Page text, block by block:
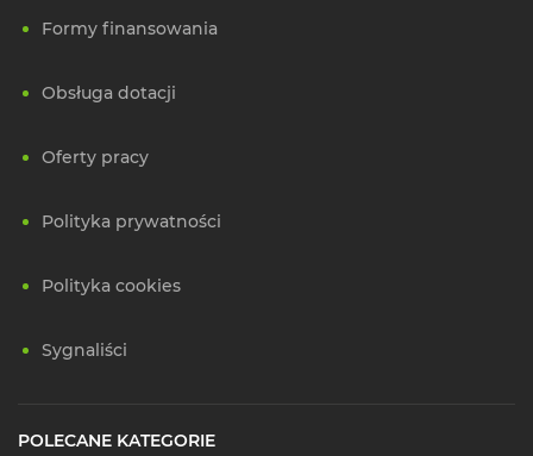
Formy finansowania
Obsługa dotacji
Oferty pracy
Polityka prywatności
Polityka cookies
Sygnaliści
POLECANE KATEGORIE